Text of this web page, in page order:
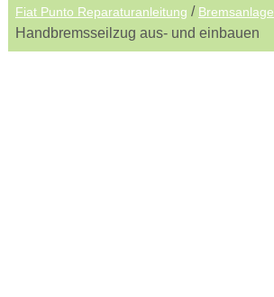
Fiat Punto Reparaturanleitung / Bremsanlage
Handbremsseilzug aus- und einbauen